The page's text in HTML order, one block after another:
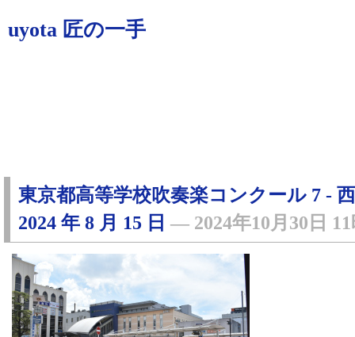
uyota 匠の一手
東京都高等学校吹奏楽コンクール 7 -
2024 年 8 月 15 日 ― 2024年10月30日